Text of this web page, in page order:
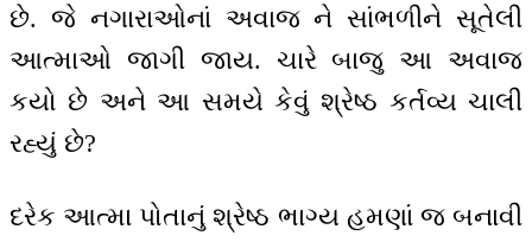
છે. જે નગારાઓનાં અવાજ ને સાંભળીને સૂતેલી
આત્માઓ જાગી જાય. ચારે બાજુ આ અવાજ
કયો છે અને આ સમયે કેવું શ્રેષ્ઠ કર્તવ્ય ચાલી
રહ્યું છે?
દરેક આત્મા પોતાનું શ્રેષ્ઠ ભાગ્ય હમણાં જ બનાવી